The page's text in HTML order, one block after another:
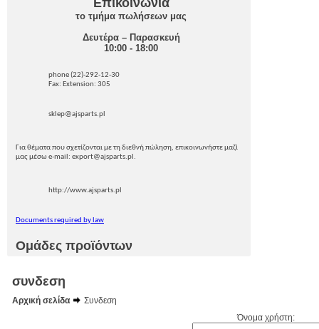
Επικοινωνία
το τμήμα πωλήσεων μας
Δευτέρα – Παρασκευή
10:00 - 18:00
phone (22)-292-12-30
Fax: Extension: 305
sklep@ajsparts.pl
Για θέματα που σχετίζονται με τη διεθνή πώληση, επικοινωνήστε μαζί
μας μέσω e-mail: export@ajsparts.pl.
http://www.ajsparts.pl
Documents required by law
Ομάδες προϊόντων
συνδεση
Αρχική σελίδα
Συνδεση
Όνομα χρήστη: